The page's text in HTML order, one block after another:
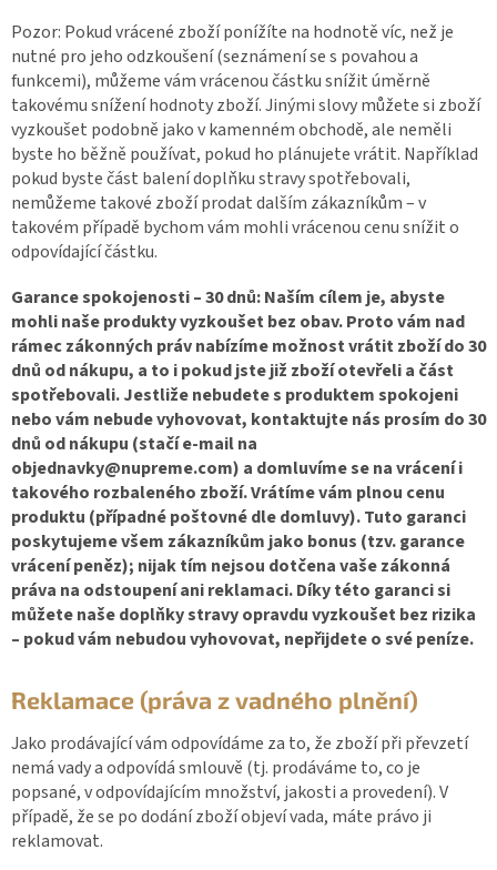
Pozor: Pokud vrácené zboží ponížíte na hodnotě víc, než je
nutné pro jeho odzkoušení (seznámení se s povahou a
funkcemi), můžeme vám vrácenou částku snížit úměrně
takovému snížení hodnoty zboží. Jinými slovy můžete si zboží
vyzkoušet podobně jako v kamenném obchodě, ale neměli
byste ho běžně používat, pokud ho plánujete vrátit. Například
pokud byste část balení doplňku stravy spotřebovali,
nemůžeme takové zboží prodat dalším zákazníkům – v
takovém případě bychom vám mohli vrácenou cenu snížit o
odpovídající částku.
Garance spokojenosti – 30 dnů: Naším cílem je, abyste
mohli naše produkty vyzkoušet bez obav. Proto vám nad
rámec zákonných práv nabízíme možnost vrátit zboží do 30
dnů od nákupu, a to i pokud jste již zboží otevřeli a část
spotřebovali. Jestliže nebudete s produktem spokojeni
nebo vám nebude vyhovovat, kontaktujte nás prosím do 30
dnů od nákupu (stačí e-mail na
objednavky@nupreme.com) a domluvíme se na vrácení i
takového rozbaleného zboží. Vrátíme vám plnou cenu
produktu (případné poštovné dle domluvy). Tuto garanci
poskytujeme všem zákazníkům jako bonus (tzv. garance
vrácení peněz); nijak tím nejsou dotčena vaše zákonná
práva na odstoupení ani reklamaci. Díky této garanci si
můžete naše doplňky stravy opravdu vyzkoušet bez rizika
– pokud vám nebudou vyhovovat, nepřijdete o své peníze.
Reklamace (práva z vadného plnění)
Jako prodávající vám odpovídáme za to, že zboží při převzetí
nemá vady a odpovídá smlouvě (tj. prodáváme to, co je
popsané, v odpovídajícím množství, jakosti a provedení). V
případě, že se po dodání zboží objeví vada, máte právo ji
reklamovat.